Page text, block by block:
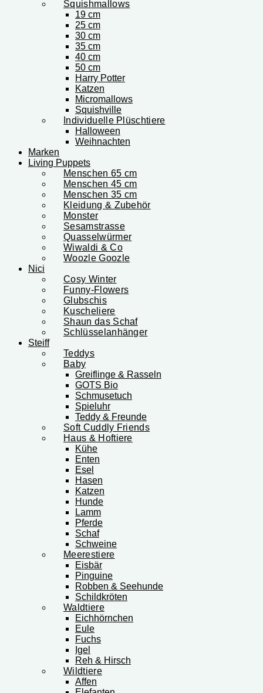
Squishmallows
19 cm
25 cm
30 cm
35 cm
40 cm
50 cm
Harry Potter
Katzen
Micromallows
Squishville
Individuelle Plüschtiere
Halloween
Weihnachten
Marken
Living Puppets
Menschen 65 cm
Menschen 45 cm
Menschen 35 cm
Kleidung & Zubehör
Monster
Sesamstrasse
Quasselwürmer
Wiwaldi & Co
Woozle Goozle
Nici
Cosy Winter
Funny-Flowers
Glubschis
Kuscheliere
Shaun das Schaf
Schlüsselanhänger
Steiff
Teddys
Baby
Greiflinge & Rasseln
GOTS Bio
Schmusetuch
Spieluhr
Teddy & Freunde
Soft Cuddly Friends
Haus & Hoftiere
Kühe
Enten
Esel
Hasen
Katzen
Hunde
Lamm
Pferde
Schaf
Schweine
Meerestiere
Eisbär
Pinguine
Robben & Seehunde
Schildkröten
Waldtiere
Eichhörnchen
Eule
Fuchs
Igel
Reh & Hirsch
Wildtiere
Affen